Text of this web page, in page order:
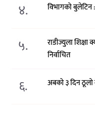
४. विभागको बुलेटिन
५.
राडीज्युला शिक्षा
निर्वाचित
६. अबको ३ दिन ठूलो